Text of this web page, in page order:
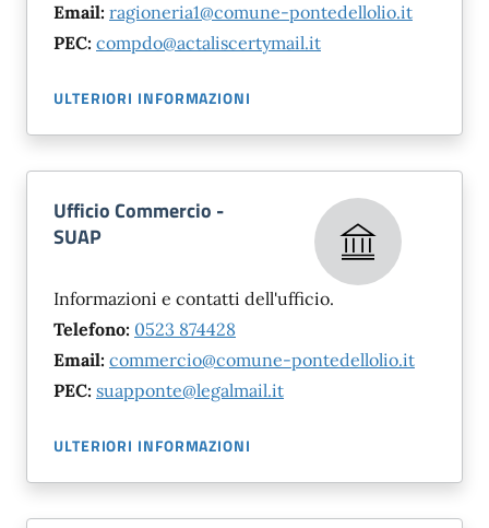
Email: ragioneria1@comune-pontedellolio.it
PEC: compdo@actaliscertymail.it
ULTERIORI INFORMAZIONI
Ufficio Commercio -
SUAP
Informazioni e contatti dell'ufficio.
Telefono: 0523 874428
Email: commercio@comune-pontedellolio.it
PEC: suapponte@legalmail.it
ULTERIORI INFORMAZIONI